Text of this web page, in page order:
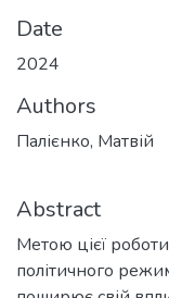
Date
2024
Authors
Палієнко, Матвій
Abstract
Метою цієї
політичного